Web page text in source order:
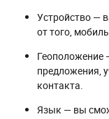
Устройство —
от того,
Геоположение
предложения,
контакта.
Язык — вы